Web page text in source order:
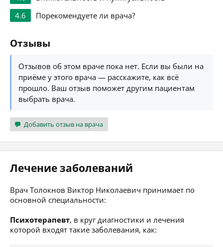
4.6
Порекомендуете ли врача?
Отзывы
Отзывов об этом враче пока нет. Если вы были на
приёме у этого врача — расскажите, как всё
прошло. Ваш отзыв поможет другим пациентам
выбрать врача.
Добавить отзыв на врача
Лечение заболеваний
Врач Толокнов Виктор Николаевич принимает по
основной специальности:
Психотерапевт, в круг диагностики и лечения
которой входят такие заболевания, как: